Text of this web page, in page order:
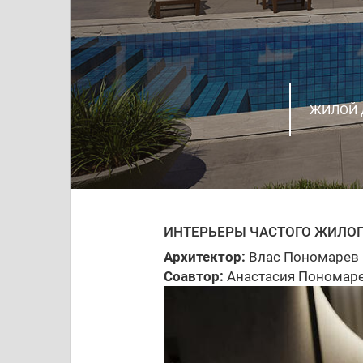
ЖИЛОЙ
ПРОЕКТ
Г.
ИНТЕРЬЕРЫ ЧАСТОГО
Архитектор: Влас Пономарев
Соавтор:Анастасия